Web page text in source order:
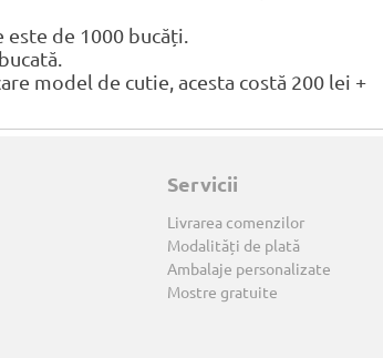
de 1000 bucăți.
model de cutie, acesta costă 200 lei +
Servicii
Livrarea comenzilor
Modalități de plată
Ambalaje personalizate
Mostre gratuite